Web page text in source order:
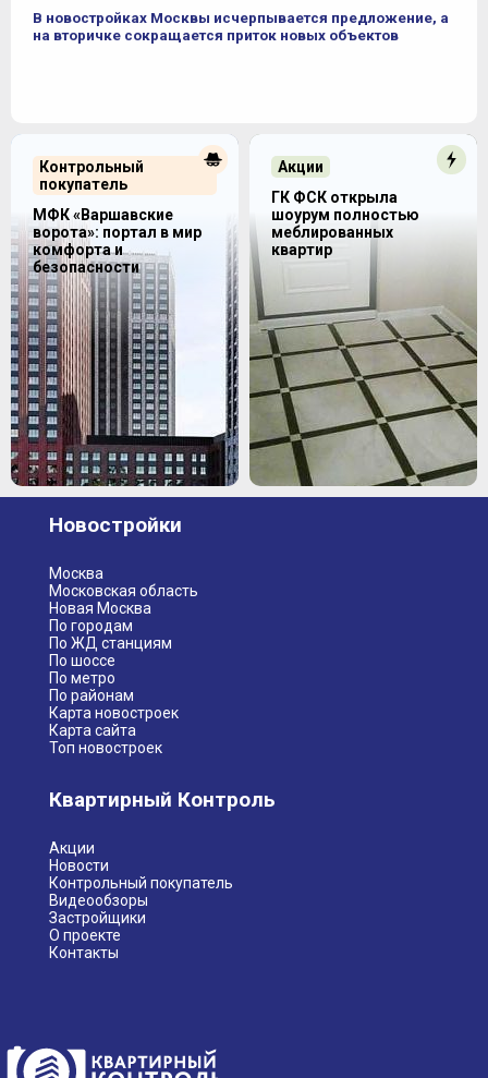
В новостройках Москвы исчерпывается предложение, а
на вторичке сокращается приток новых объектов
Контрольный
покупатель
МФК «Варшавские
ворота»: портал в мир
комфорта и
безопасности
Акции
ГК ФСК открыла
шоурум полностью
меблированных
квартир
Новостройки
Москва
Московская область
Новая Москва
По городам
По ЖД станциям
По шоссе
По метро
По районам
Карта новостроек
Карта сайта
Топ новостроек
Квартирный Контроль
Акции
Новости
Контрольный покупатель
Видеообзоры
Застройщики
О проекте
Контакты